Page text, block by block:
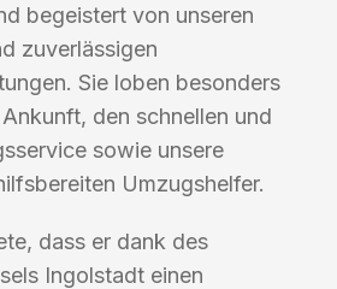
begeistert von unseren
zuverlässigen
Sie loben besonders
den schnellen und
sowie unsere
Umzugshelfer.
dass er dank des
Ingolstadt einen